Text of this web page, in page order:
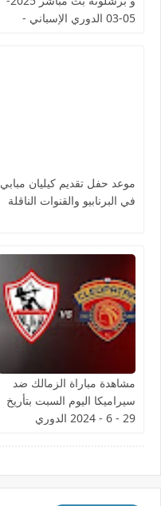
05-03 الدوري الإسباني -
موعد حفل تقديم كيليان مبابي
في البرنابيو والقنوات الناقلة
مشاهدة مباراة الزمالك ضد
سيراميكا اليوم السبت بتأريخ
29 - 6 - 2024 الدوري